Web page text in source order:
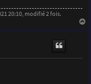
//
//Blinking green
//value read
//value read
//State of the
20:10, modifié 2 fois.